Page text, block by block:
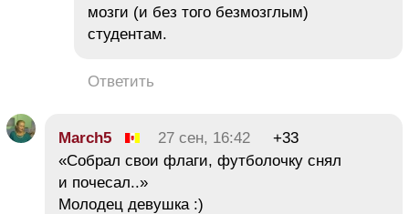
мозги (и без того безмозглым)
студентам.
Ответить
March5 27 сен, 16:42
+33
«Собрал свои флаги, футболочку снял
и почесал..»
Молодец девушка :)